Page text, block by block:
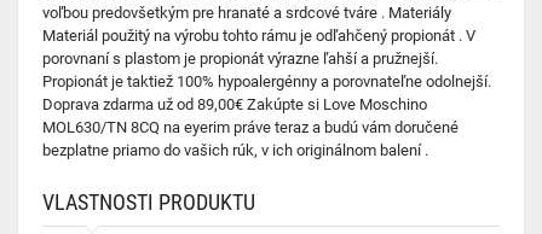
voľbou predovšetkým pre hranaté a srdcové tváre . Materiály
Materiál použitý na výrobu tohto rámu je odľahčený propionát . V
porovnaní s plastom je propionát výrazne ľahší a pružnejší.
Propionát je taktiež 100% hypoalergénny a porovnateľne odolnejší.
Doprava zdarma už od 89,00€ Zakúpte si Love Moschino
MOL630/TN 8CQ na eyerim práve teraz a budú vám doručené
bezplatne priamo do vašich rúk, v ich originálnom balení .
VLASTNOSTI PRODUKTU